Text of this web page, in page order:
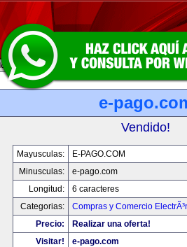
e-
Vendido!
Mayusculas:
E-PAGO.COM
Minusculas:
e-pago.com
Longitud:
6 caracteres
Categorias:
Compras y Comercio
Precio:
Realizar una oferta!
Visitar!
e-pago.com